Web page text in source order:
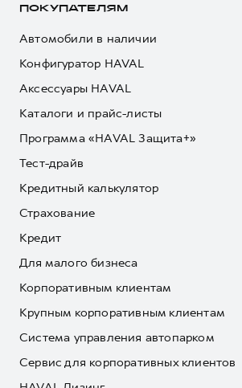
ПОКУПАТЕЛЯМ
Автомобили в наличии
Конфигуратор HAVAL
Аксессуары HAVAL
Каталоги и прайс-листы
Программа «HAVAL Защита+»
Тест-драйв
Кредитный калькулятор
Страхование
Кредит
Для малого бизнеса
Корпоративным клиентам
Крупным корпоративным клиентам
Система управления автопарком
Сервис для корпоративных клиентов